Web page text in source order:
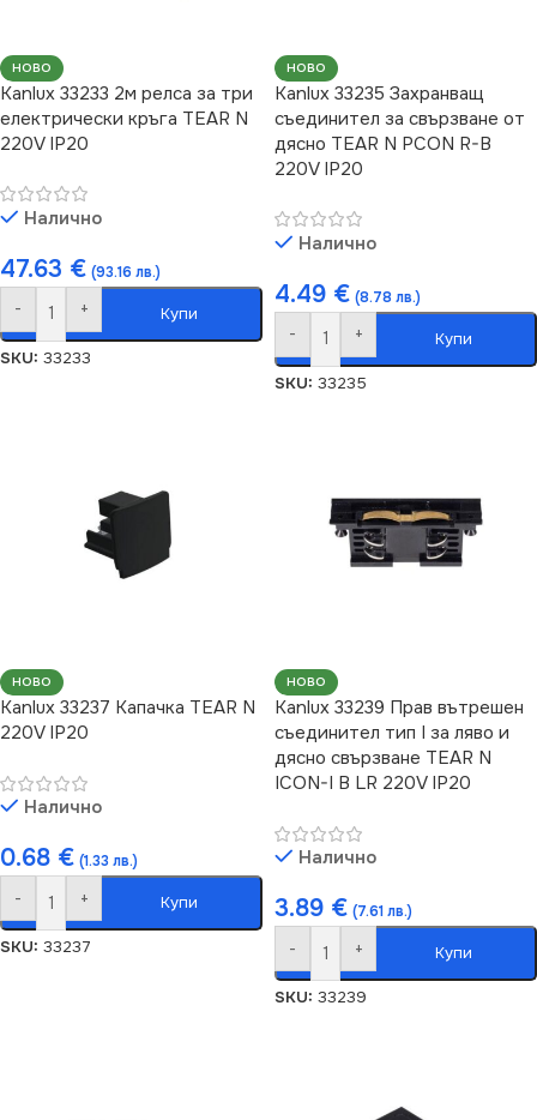
НОВО
Kanlux 33233 2м релса за три
електрически кръга TEAR N
220V IP20
Налично
47.63 € (93.16 лв.)
- + Купи
SKU: 33233
НОВО
Kanlux 33235 Захранващ
съединител за свързване от
дясно TEAR N PCON R-B
220V IP20
Налично
4.49 € (8.78 лв.)
- + Купи
SKU: 33235
НОВО
Kanlux 33237 Kапачка TEAR N
220V IP20
Налично
0.68 € (1.33 лв.)
- + Купи
SKU: 33237
НОВО
Kanlux 33239 Прав вътрешен
съединител тип I за ляво и
дясно свързване TEAR N
ICON-I B LR 220V IP20
Налично
3.89 € (7.61 лв.)
- + Купи
SKU: 33239